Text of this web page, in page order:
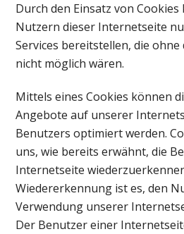
Durch den Einsatz von
Nutzern dieser Internetseite
Services bereitstellen, die
nicht möglich wären.
Mittels eines Cookies können
Angebote auf unserer
Benutzers optimiert werden.
uns, wie bereits erwähnt, die
Internetseite
Wiedererkennung ist es, den
Verwendung unserer
Der Benutzer einer